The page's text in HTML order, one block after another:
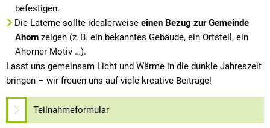
befestigen.
Die Laterne sollte idealerweise einen Bezug zur Gemeinde
Ahorn zeigen (z. B. ein bekanntes Gebäude, ein Ortsteil, ein
Ahorner Motiv …).
Lasst uns gemeinsam Licht und Wärme in die dunkle Jahreszeit
bringen – wir freuen uns auf viele kreative Beiträge!
Teilnahmeformular